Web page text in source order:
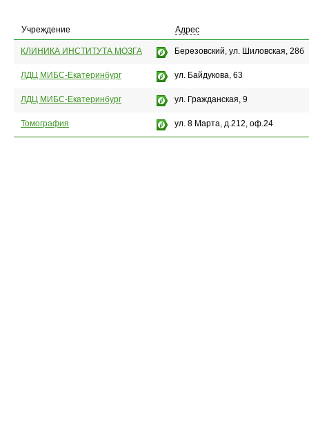
Учреждение Адрес
КЛИНИКА ИНСТИТУТА МОЗГА Березовский, ул. Шиловская, 28б
ЛДЦ МИБС-Екатеринбург ул. Байдукова, 63
ЛДЦ МИБС-Екатеринбург ул. Гражданская, 9
Томография ул. 8 Марта, д.212, оф.24